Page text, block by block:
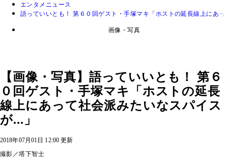
エンタメニュース
語っていいとも！ 第６０回ゲスト・手塚マキ「ホストの延長線上にあ
画像・写真
【画像・写真】語っていいとも！ 第６
０回ゲスト・手塚マキ「ホストの延長
線上にあって社会派みたいなスパイス
が...」
2018年07月01日 12:00 更新
撮影／塔下智士